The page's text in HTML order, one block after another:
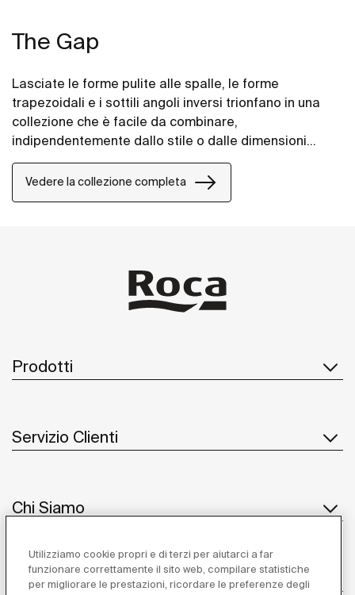
The Gap
Lasciate le forme pulite alle spalle, le forme
trapezoidali e i sottili angoli inversi trionfano in una
collezione che è facile da combinare,
indipendentemente dallo stile o dalle dimensioni
Vedere la collezione completa
Prodotti
Servizio Clienti
Chi Siamo
Ispirazione
Utilizziamo cookie propri e di terzi per aiutarci a far
funzionare correttamente il sito web, compilare statistiche
per migliorare le prestazioni, ricordare le preferenze degli